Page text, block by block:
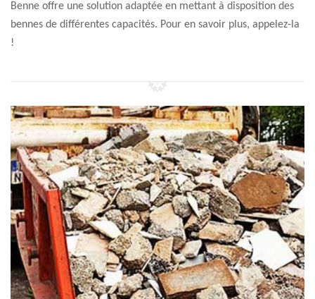
Benne offre une solution adaptée en mettant à disposition des
bennes de différentes capacités. Pour en savoir plus, appelez-la
!